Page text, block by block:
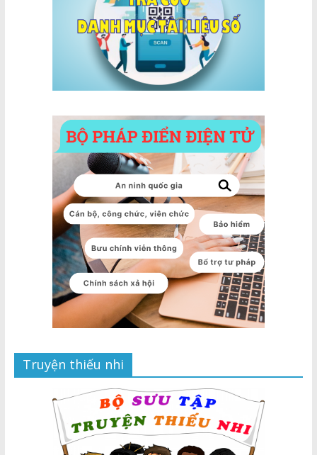
Truyện thiếu nhi